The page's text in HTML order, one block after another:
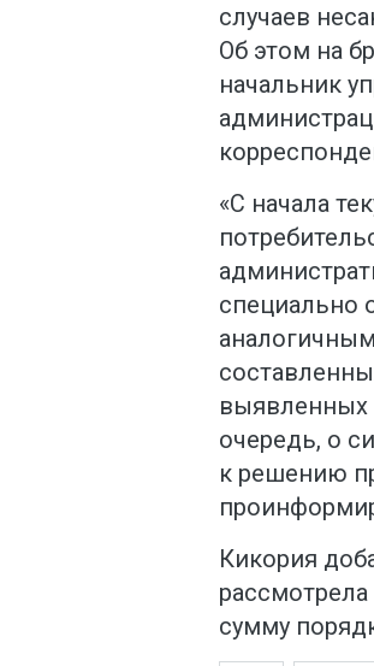
случаев
Об этом на
начальник
«С начала
специально
выявленных
очередь, о
к решению
Кикория
сумму